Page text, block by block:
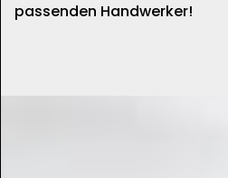
passenden Handwerker!